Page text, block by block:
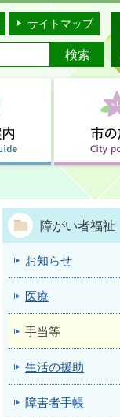
サイトマップ
障がい者福祉
お知らせ
医療
手当等
生活の援助
障害者手帳